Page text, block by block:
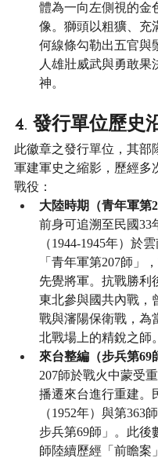
體為一向左側視的金
像。獅頭以粗獷、充
何線條勾勒出五官與
人雄壯威武與勇敢果
神。
4. 發行單位歷史
此徽章之發行單位，其部
軍建軍史之縮影，歷經多
戰役：
大陸時期（青年軍第
前身可追溯至民國33
（1944-1945年）於
「青年軍第207師」
先覺將軍。抗戰勝利
東北參與國共內戰，
戰與瀋陽保衛戰，為
北戰場上的精銳之師。
來台整編（步兵第69
207師於戰火中蒙受
播遷來台進行重建。
（1952年）與第363
步兵第69師」。此後
師陸續歷經「前瞻案